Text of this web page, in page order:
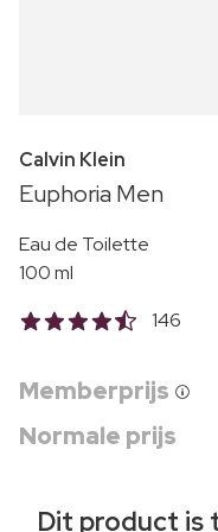
Calvin Klein
Euphoria Men
Eau de Toilette
100 ml
146
Memberprijs
Normale prijs
Dit product is